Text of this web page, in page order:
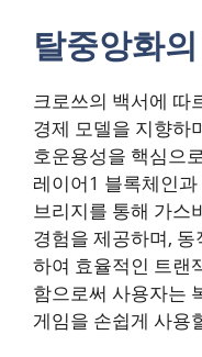
탈중앙화
크로쓰의 백서에 따
경제 모델을 지향하
호운용성을 핵심으
레이어1 블록체인
브리지를 통해 가스
경험을 제공하며,
하여 효율적인 트랜
함으로써 사용자는
게임을 손쉽게 사용